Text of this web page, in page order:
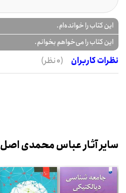
این کتاب را خوانده‌ام.
این کتاب را می‌خواهم بخوانم.
نظرات کاربران
(0 نظر)
سایر آثار عباس محمدی اصل